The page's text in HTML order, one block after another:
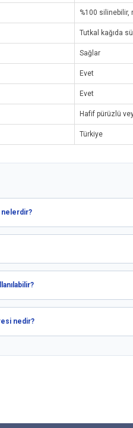
%100
Tutkal kağıda
Sağlar
Evet
Evet
Hafif pürüzlü
Türkiye
nelerdir?
nedir?